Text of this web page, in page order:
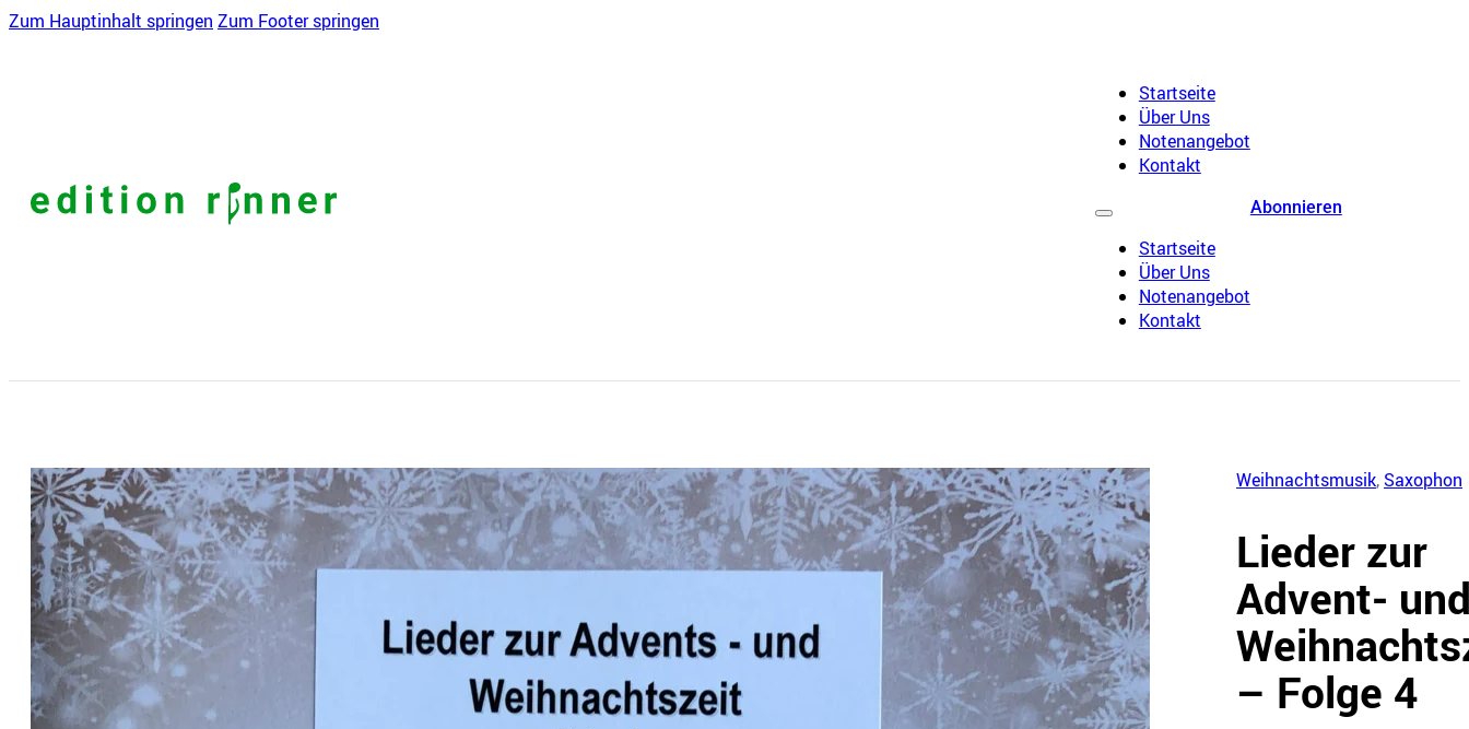
Zum Hauptinhalt springen Zum Footer springen
Startseite
Über Uns
Notenangebot
Kontakt
Startseite
Über Uns
Notenangebot
Kontakt
Abonnieren
Weihnachtsmusik, Saxophon
Lieder zur
Advent-
– Folge 4